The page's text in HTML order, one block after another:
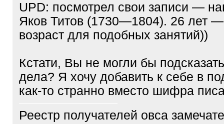
UPD: посмотрел свои записи —
Яков Титов (1730—1804). 26 лет
возраст для подобных занятий))
Кстати, Вы не могли бы
дела? Я хочу добавить к себе в
как-то странно вместо шифра
Реестр получателей овса